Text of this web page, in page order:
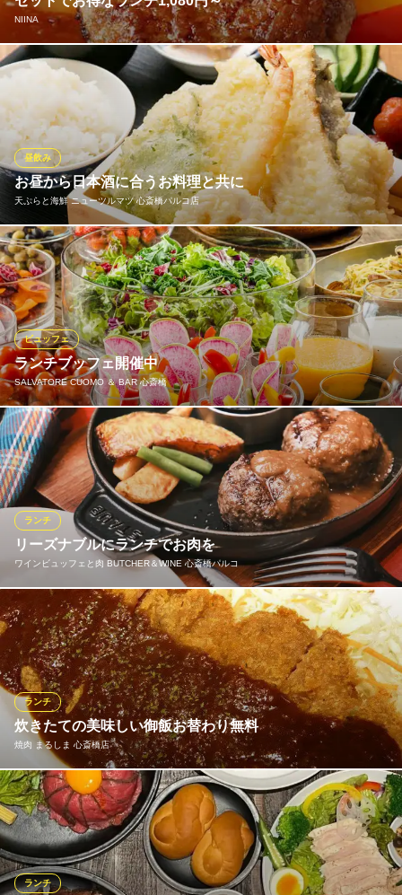
Oh！マイステーキ
お得に♪鉄板焼ステーキ
大阪メトロ御堂筋線心斎橋駅 徒歩3分
大阪府大阪市中央区心斎橋筋1-3-29 ミヤプラザ心斎橋B1
おすすめランチメニュー
カルビスープ定食
1,408円(税込)
黒毛和牛大盛り焼肉定食
1,518円(税込)
黒毛和牛カルビ焼肉定食
1,628円(税込)
ランチメニューをもっと見る
黒毛和牛 焼肉一 堀江店
最高級焼肉をお手頃に
大阪メトロ長堀鶴見緑地線西大橋駅 徒歩3分
大阪府大阪市西区北堀江1-22-4
NIINA
当店こだわりの黒毛和牛を使用したハンバーグやパスタ、グラタ
ンなどがランチでも味わえます◎サラダやスープなどセットにな
って1,080円～！ランチドリンクは200円となっておりますので、
お昼からゆっくりお過ごしいただけます。
おすすめランチメニュー
黒毛和牛とブランド豚のハンバーグランチ
1,580円(税込)
本日のパスタランチ
980円(税込)
黒毛和牛カレー
980円(税込)
ランチメニューをもっと見る
NIINA
朝まで楽しめるバー
大阪メトロ御堂筋線心斎橋駅 徒歩3分
大阪府大阪市中央区東心斎橋1-19-8 日宝プロムナード1F
お昼から日本酒に合うお料理と共に
天ぷらと海鮮 ニューツルマツ 心斎橋パルコ店
昼飲み
お昼からの飲み会利用も承っております！居酒屋ならではの一品
料理は勿論、当店自慢の天ぷらやゆっくりとした一人飲みにおす
すめのあて巻きなどを、お昼からでもご堪能いただけます。ま
た、ランチにぴったりの御膳や定食メニューもございます！
おすすめランチメニュー
造りと天ぷらのダブル御膳
1,540円(税込)
天ぷら盛り合わせ定食
979円(税込)
目利きの箱盛り御膳
1,650円(税込)
ランチメニューをもっと見る
天ぷらと海鮮 ニューツルマツ 心斎橋パルコ店
揚げたて天ぷらと日本酒
大阪メトロ御堂筋線心斎橋駅 徒歩1分
大阪府大阪市中央区心斎橋筋1-8-3 心斎橋PARCO B2
ランチブッフェ開催中
SALVATORE CUOMO ＆ BAR 心斎橋
ビュッフェ
落ち着いた色調の広がる空間は、様々なシーンでご利用いただけ
ます。“おいしい南イタリア料理”を中心に新鮮な魚介料理やグリル
料理など幅広くご用意。 サルヴァトーレの新しいスタイルを是非
お楽しみください。
SALVATORE CUOMO ＆ BAR 心斎橋
ナポリピッツァ＆ワイン
大阪メトロ御堂筋線心斎橋駅1番出口 徒歩3分
大阪府大阪市中央区南船場3-9-8 DEL style 大阪心斎橋 by Daiwa Roynet Hotel 1F
リーズナブルにランチでお肉を
ワインビュッフェと肉 BUTCHER＆WINE 心斎橋パルコ
ランチ
牛100%の旨みを凝縮した肉々しく食べ応え満点のハンバーグや牛
ステーキとフライドポテトのセットなどランチからリーズナブル
にお楽しみいただけます！
おすすめランチメニュー
牛100%ハンバーグ（自家製ステーキソース）/ Beef hamburger steak (Steak sauce)
2p160g 1,650円(税込)
牛100%ハンバーグ（濃厚チーズソース）/ Beef hamburger steak (Rich Cheese sauce)
2p160g 1,760円(税込)
ビーフハンバーグ＆チキンステーキコンボ / Beef hamburger steak and chicken steak
1,595円(税込)
ランチメニューをもっと見る
炊きたての美味しい御飯お替わり無料
焼肉 まるしま 心斎橋店
ランチ
11:30〜14:00ランチタイムは定食です。炊きたてのホカホカ御
飯〜自家製の浅漬けお替わり無料！！オトクな日替わり定食もご
用意しています！
※こちらは昼のみのこだわりです。
ランチ